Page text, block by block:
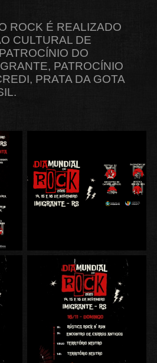
ROCK É REALIZADO
CULTURAL DE
DO
PATROCÍNIO
PRATA DA GOTA